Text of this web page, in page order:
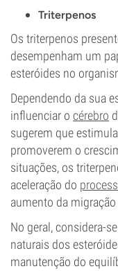
Triterpenos
Os triterpenos
desempenham um
esteróides no
Dependendo da sua
influenciar o cérebro
sugerem que
promoverem o
situações, os
aceleração do
aumento da
No geral, considera-
naturais dos
manutenção do